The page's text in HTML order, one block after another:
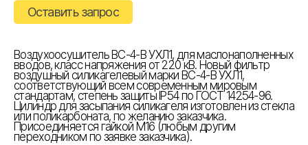
Оставить запрос
Воздухоосушитель ВС-4-В УХЛ1, для маслонаполненных
вводов, класс напряжения от 220 кВ. Новый фильтр
воздушный силикагелевый марки ВС-4-В УХЛ1,
соответствующий всем современным мировым
стандартам, степень защиты IP54 по ГОСТ 14254-96.
Цилиндр для засыпания силикагеля изготовлен из стекла
или поликарбоната, по желанию заказчика.
Присоединяется гайкой М16 (любым другим
переходником по заявке заказчика).